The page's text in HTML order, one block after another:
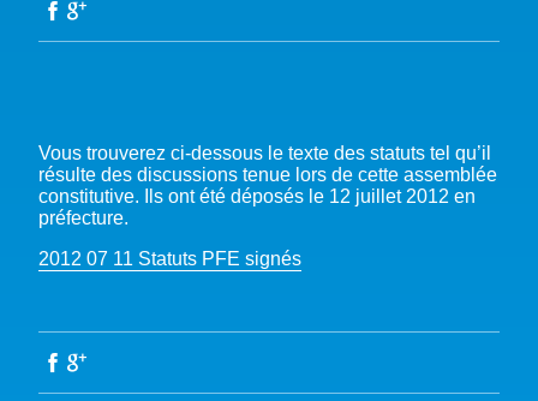
L’EAU DANS LES OBJECTIFS DU DÉVELOPPEMENT DURABLE (ODD)
EAU & CLIMAT
WASH ROAD MAP
CRISE UKRAINIENNE 2022
EAUX, SOLS, AGROÉCOLOGIE ET SÉCURITÉ ALIMENTAIRE
AUTRES EXPERTISES
NOS PRODUCTIONS
FORUM URBAIN MONDIAL – LE CAIRE 2024
COP16 BIODIVERSITÉ – CALI 2024
FORUM MONDIAL DE L’EAU – BALI 2024
COP28 CLIMAT – DUBAÏ 2023
Vous trouverez ci-dessous le texte des statuts tel qu’il
résulte des discussions tenue lors de cette assemblée
constitutive. Ils ont été déposés le 12 juillet 2012 en
préfecture.
2012 07 11 Statuts PFE signés